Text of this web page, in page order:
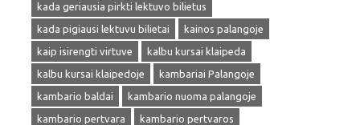
kada geriausia pirkti lektuvo bilietus
kada pigiausi lektuvu bilietai
kainos palangoje
kaip isirengti virtuve
kalbu kursai klaipeda
kalbu kursai klaipedoje
kambariai Palangoje
kambario baldai
kambario nuoma palangoje
kambario pertvara
kambario pertvaros